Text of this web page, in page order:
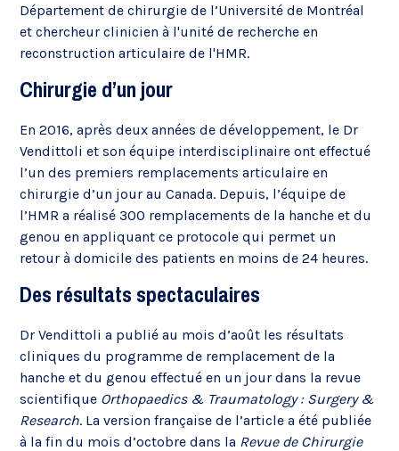
Département de chirurgie de l’Université de Montréal
et chercheur clinicien à l'unité de recherche en
reconstruction articulaire de l'HMR.
Chirurgie d’un jour
En 2016, après deux années de développement, le Dr
Vendittoli et son équipe interdisciplinaire ont effectué
l’un des premiers remplacements articulaire en
chirurgie d’un jour au Canada. Depuis, l’équipe de
l’HMR a réalisé 300 remplacements de la hanche et du
genou en appliquant ce protocole qui permet un
retour à domicile des patients en moins de 24 heures.
Des résultats spectaculaires
Dr Vendittoli a publié au mois d’août les résultats
cliniques du programme de remplacement de la
hanche et du genou effectué en un jour dans la revue
scientifique Orthopaedics & Traumatology : Surgery &
Research. La version française de l’article a été publiée
à la fin du mois d’octobre dans la Revue de Chirurgie